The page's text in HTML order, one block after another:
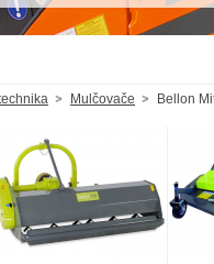
Mulčovače Bellon